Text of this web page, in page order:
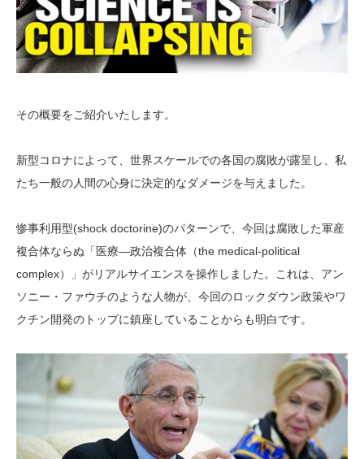
その概要をご紹介いたします。
新型コロナによって、世界スケールでの各国の腐敗が露呈し、私
たち一般の人間の心身に決定的なダメージを与えました。
惨事利用型(shock doctorine)のパターンで、今回は腐敗した軍産
複合体ならぬ「医療―政治複合体（the medical-political
complex）」がリアルサイエンスを操作しました。これは、アン
ソニー・ファウチのような人物が、今回のロックダウン政策やワ
クチン開発のトップに鎮座していることからも明白です。